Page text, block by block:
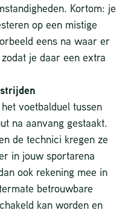
Kortom: je
op een mistige
eens na waar er
je daar een extra
voetbalduel tussen
na aanvang gestaakt.
de technici kregen ze
in jouw sportarena
ook rekening mee in
betrouwbare
kan worden en